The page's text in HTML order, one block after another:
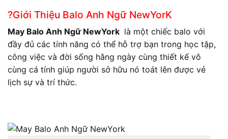
?Giới Thiệu Balo Anh Ngữ NewYorK
May Balo Anh Ngữ NewYork là một chiếc balo với
đầy đủ các tính năng có thể hỗ trợ bạn trong học tập,
công việc và đời sống hằng ngày cùng thiết kế vô
cùng cá tính giúp người sở hữu nó toát lên được vẻ
lịch sự và trí thức.